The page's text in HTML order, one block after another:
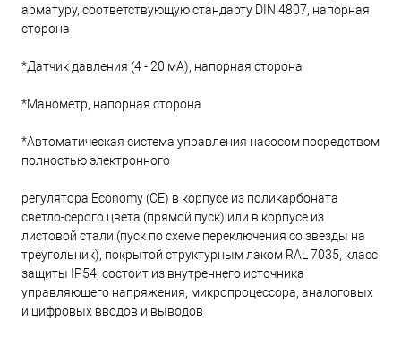
арматуру, соответствующую стандарту DIN 4807, напорная
сторона
*Датчик давления (4 - 20 мА), напорная сторона
*Манометр, напорная сторона
*Автоматическая система управления насосом посредством
полностью электронного
регулятора Economy (СЕ) в корпусе из поликарбоната
светло-серого цвета (прямой пуск) или в корпусе из
листовой стали (пуск по схеме переключения со звезды на
треугольник), покрытой структурным лаком RAL 7035, класс
защиты IP54; состоит из внутреннего источника
управляющего напряжения, микропроцессора, аналоговых
и цифровых вводов и выводов